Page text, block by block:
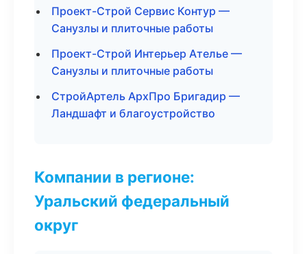
Проект-Строй Сервис Контур —
Санузлы и плиточные работы
Проект-Строй Интерьер Ателье —
Санузлы и плиточные работы
СтройАртель АрхПро Бригадир —
Ландшафт и благоустройство
Компании в регионе:
Уральский федеральный
округ